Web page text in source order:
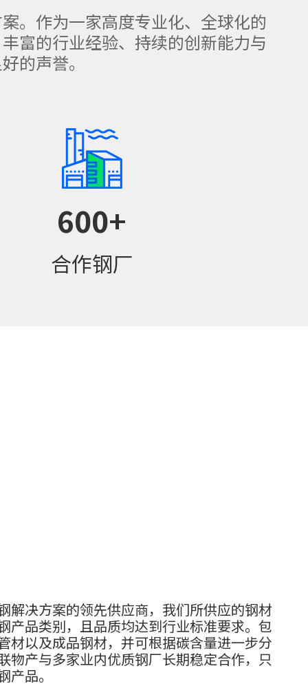
。作为一家高度专业化、全球化的
富的行业经验、持续的创新能力与
的声誉。
600+
合作钢厂
解决方案的领先供应商，我们所供应的钢材
产品类别，且品质均达到行业标准要求。包
材以及成品钢材，并可根据碳含量进一步分
物产与多家业内优质钢厂长期稳定合作，只
品。